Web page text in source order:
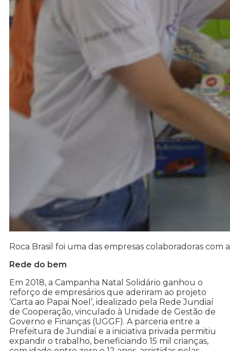
Roca Brasil foi uma das empresas colaboradoras com
Rede do bem
Em 2018, a Campanha Natal Solidário ganhou o
reforço de empresários que aderiram ao projeto
‘Carta ao Papai Noel’, idealizado pela Rede Jundiaí
de Cooperação, vinculado à Unidade de Gestão de
Governo e Finanças (UGGF). A parceria entre a
Prefeitura de Jundiaí e a iniciativa privada permitiu
expandir o trabalho, beneficiando 15 mil crianças,